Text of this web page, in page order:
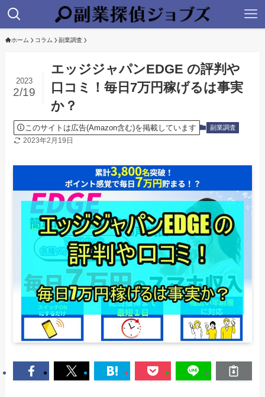
ホーム コラム 副業調査
エッジジャパンEDGE の評判や
口コミ！毎日7万円稼げるは事実
か？
2023
2/19
このサイトは広告(Amazon含む)を掲載しています 副業調査
2023年2月19日